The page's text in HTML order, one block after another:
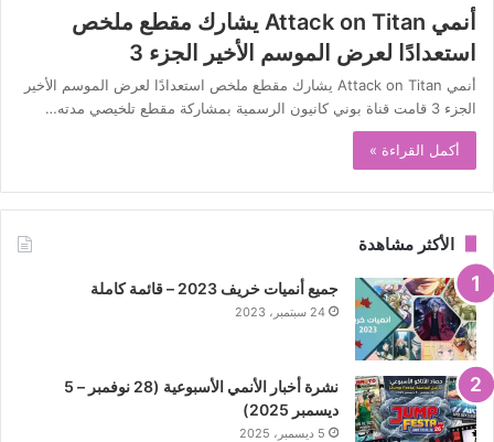
أنمي Attack on Titan يشارك مقطع ملخص
استعدادًا لعرض الموسم الأخير الجزء 3
أنمي Attack on Titan يشارك مقطع ملخص استعدادًا لعرض الموسم الأخير
الجزء 3 قامت قناة بوني كانيون الرسمية بمشاركة مقطع تلخيصي مدته…
أكمل القراءة »
الأكثر مشاهدة
جميع أنميات خريف 2023 – قائمة كاملة
24 سبتمبر، 2023
نشرة أخبار الأنمي الأسبوعية (28 نوفمبر – 5
ديسمبر 2025)
5 ديسمبر، 2025